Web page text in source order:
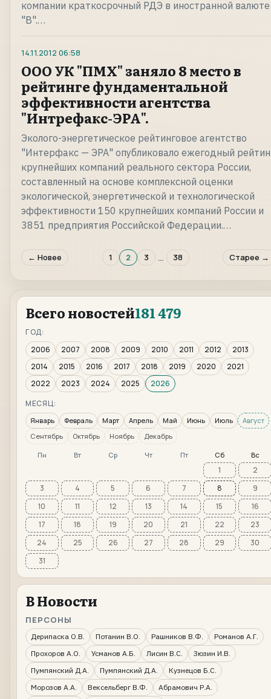
компании краткосрочный РДЭ в иностранной валюте
"B".…
14.11.2012 06:58
ООО УК "ПМХ" заняло 8 место в
рейтинге фундаментальной
эффективности агентства
"Интрефакс-ЭРА".
Эколого-энергетическое рейтинговое агентство
"Интерфакс — ЭРА" опубликовало ежегодный
крупнейших компаний реального сектора России,
составленный на основе комплексной оценки
экологической, энергетической и технологической
эффективности 150 крупнейших компаний России и
3851 предприятия Российской Федерации.…
← Новее 1 2 3 … 38 Старее →
Всего новостей181 479
ГОД:
2006
2007 2008 2009 2010 2011 2012
2013
2014
2015 2016 2017 2018 2019 2020
2021
2022
2023 2024 2025
2026
МЕСЯЦ:
Январь Февраль Март Апрель Май Июнь Июль
Август
Сентябрь
Октябрь Ноябрь Декабрь
Пн Вт Ср Чт Пт Сб Вс
1
2
3
4 5 6 7 8
9
10
11 12 13 14 15
16
17
18 19 20 21 22
23
24
25 26 27 28 29
30
31
В Новости
ПЕРСОНЫ
Дерипаска О.В. Потанин В.О. Рашников В.Ф.
Романов А.Г.
Прохоров А.О.
Усманов А.Б. Лисин В.С.
Зюзин И.В.
Пумпянский Д.А.
Пумпянский Д.А.
Кузнецов Б.С.
Морозов А.А.
Вексельберг В.Ф.
Абрамович Р.А.